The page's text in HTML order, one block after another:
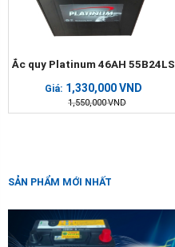
Ắc quy Platinum 46AH 55B24LS
Giá: 1,330,000VND
1,550,000 VND
SẢN PHẨM MỚI NHẤT